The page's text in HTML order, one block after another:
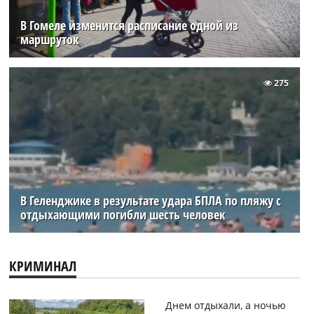
В Гомеле изменится расписание одной из
маршруток
В Геленджике в результате удара БПЛА по пляжу с
отдыхающими погибли шесть человек
275
КРИМИНАЛ
Днем отдыхали, а ночью